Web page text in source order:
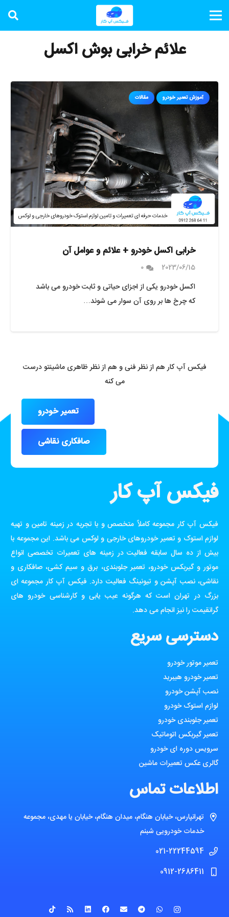
علائم خرابی بوش اکسل
آموزش تعمیر خودرو مقالات
خرابی اکسل خودرو + علائم و عوامل آن
2023/06/15
0
اکسل خودرو یکی از اجزای حیاتی و ثابت خودرو می باشد
که چرخ ها بر روی آن سوار می شوند…
فیکس آپ کار هم از نظر فنی و هم از نظر ظاهری ماشینتو درست
می کنه
تعمیر خودرو
صافکاری نقاشی
فیکس آپ کار
فیکس آپ کار مجموعه کاملاً متخصص و با تجربه در زمینه تامین و تهیه
لوازم استوک و تعمیر خودروهای خارجی و لوکس می باشد. این مجموعه با
بیش از ده سال سابقه فعالیت در زمینه های تعمیرات تخصصی انواع
موتور و گیربکس خودرو، تعمیر جلوبندی، برق و سیم کشی، صافکاری و
نقاشی، نصب آپشن و تیونینگ فعالیت دارد. فیکس آپ کار مجموعه ای
بزرگ در تهران است که هرگونه عیب یابی و کارشناسی خودرو های
گرانقیمت را نیز انجام می دهد.
دسترسی سریع
تعمیر موتور خودرو
تعمیر خودرو هیبرید
نصب آپشن خودرو
لوازم استوک خودرو
تعمیر جلوبندی خودرو
تعمیر گیربکس اتوماتیک
سرویس دوره ای خودرو
گالری عکس تعمیرات ماشین
اطلاعات تماس
تهرانپارس، خیابان هنگام، میدان هنگام، خیابان یا مهدی، مجموعه
خدمات خودرویی شبنم
021-22244594
0912-2686411